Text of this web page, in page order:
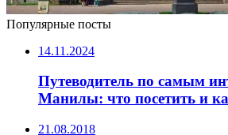
Популярные посты
14.11.2024
Путеводитель по самым
Манилы: что посетить и
21.08.2018